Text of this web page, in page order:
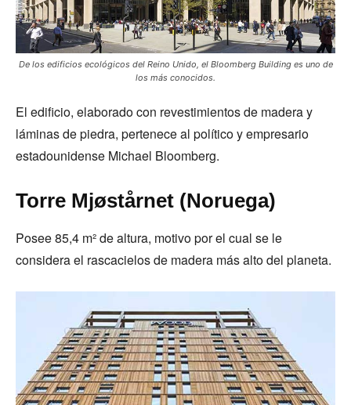
De los edificios ecológicos del Reino Unido, el Bloomberg Building es uno de
los más conocidos.
El edificio, elaborado con revestimientos de madera y
láminas de piedra, pertenece al político y empresario
estadounidense Michael Bloomberg.
Torre Mjøstårnet (Noruega)
Posee 85,4 m² de altura, motivo por el cual se le
considera el rascacielos de madera más alto del planeta.